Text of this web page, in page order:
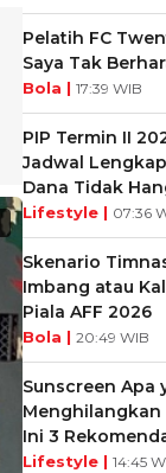
Pelatih FC
Saya Tak
Bola | 17:39 WIB
PIP Termin II
Jadwal
Dana Tidak
Lifestyle | 07:36
Skenario
Imbang atau
Piala AFF 2026
Bola | 20:49 WIB
Sunscreen Apa
Menghilangkan
Ini 3
Lifestyle | 14:45